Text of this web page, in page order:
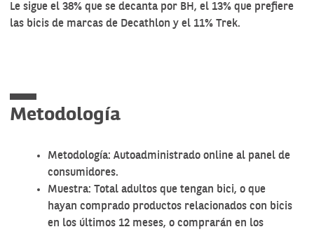
Le sigue el 38% que se decanta por BH, el 13% que prefiere
las bicis de marcas de Decathlon y el 11% Trek.
Metodología
Metodología: Autoadministrado online al panel de
consumidores.
Muestra: Total adultos que tengan bici, o que
hayan comprado productos relacionados con bicis
en los últimos 12 meses, o comprarán en los